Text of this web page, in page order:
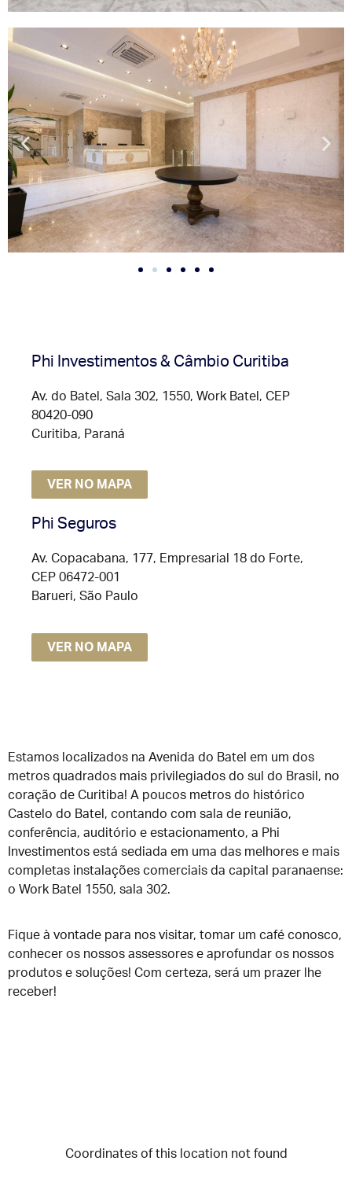
Phi Investimentos & Câmbio Curitiba
Av. do Batel, Sala 302, 1550, Work Batel, CEP
80420-090
Curitiba, Paraná
VER NO MAPA
Phi Seguros
Av. Copacabana, 177, Empresarial 18 do Forte,
CEP 06472-001
Barueri, São Paulo
VER NO MAPA
Estamos localizados na Avenida do Batel em um dos
metros quadrados mais privilegiados do sul do Brasil, no
coração de Curitiba! A poucos metros do histórico
Castelo do Batel, contando com sala de reunião,
conferência, auditório e estacionamento, a Phi
Investimentos está sediada em uma das melhores e mais
completas instalações comerciais da capital paranaense:
o Work Batel 1550, sala 302.
Fique à vontade para nos visitar, tomar um café conosco,
conhecer os nossos assessores e aprofundar os nossos
produtos e soluções! Com certeza, será um prazer lhe
receber!
Coordinates of this location not found